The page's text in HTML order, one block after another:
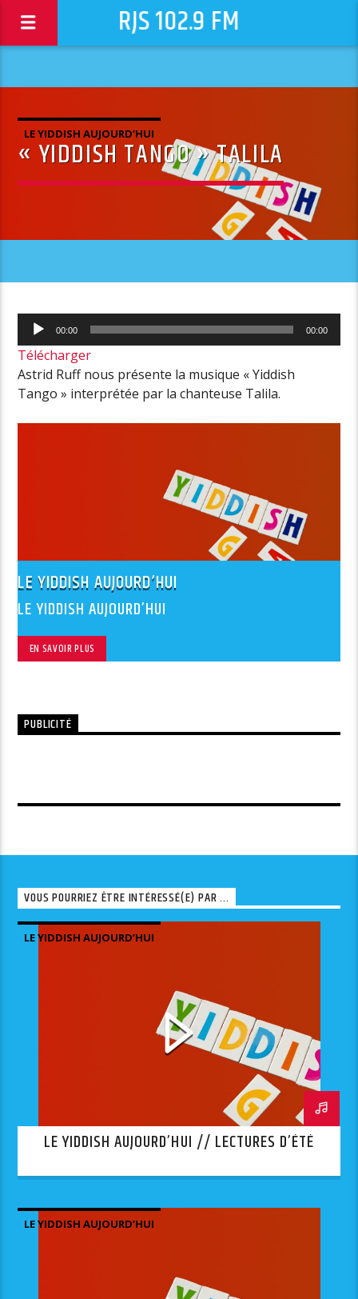
RJS 102.9 FM
LE YIDDISH AUJOURD’HUI
« YIDDISH TANGO » TALILA
Lecteur
audio
00:00 00:00
Télécharger
Astrid Ruff nous présente la musique « Yiddish
Tango » interprétée par la chanteuse Talila.
LE YIDDISH AUJOURD’HUI
LE YIDDISH AUJOURD’HUI
EN SAVOIR PLUS
PUBLICITÉ
VOUS POURRIEZ ÊTRE INTÉRESSÉ(E) PAR ...
LE YIDDISH AUJOURD’HUI
LE YIDDISH AUJOURD’HUI // LECTURES D’ÉTÉ
LE YIDDISH AUJOURD’HUI